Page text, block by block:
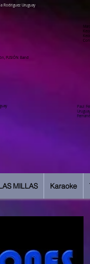
Rodriguez Uruguay
FUSIÓN Band
Paul
MILLAS Karaoke